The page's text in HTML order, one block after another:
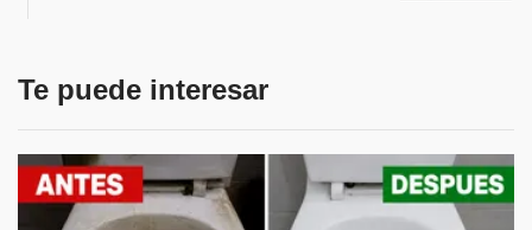
Te puede interesar